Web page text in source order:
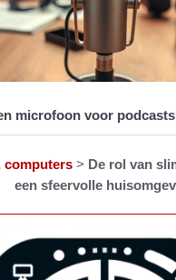
microfoon voor
computers > De rol van
een sfeervolle